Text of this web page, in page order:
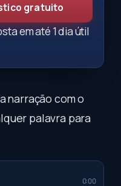
gratuito
em até 1 dia útil
narração com o
palavra para
0:00